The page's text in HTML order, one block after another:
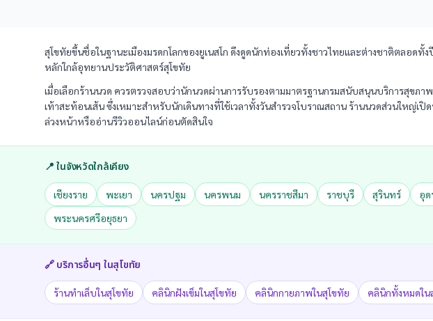
สุโขทัยขึ้นชื่อในฐานะเมืองมรดกโลกของยูเนสโก ดึงดูดนักท่องเที่ยวทั้งชาวไทยและต่างชาติตลอดทั้
หลักใกล้อุทยานประวัติศาสตร์สุโขทัย
เมื่อเลือกร้านนวด ควรตรวจสอบว่านักนวดผ่านการรับรองตามมาตรฐานกรมสนับสนุนบริการสุขภ
เท้าสะท้อนเส้น ซึ่งเหมาะสำหรับนักเดินทางที่ใช้เวลาทั้งวันสำรวจโบราณสถาน ร้านนวดส่วนใหญ่
ล่วงหน้าหรืออ่านรีวิวออนไลน์ก่อนตัดสินใจ
📍 ในจังหวัดใกล้เคียง
เชียงราย พะเยา นครปฐม นครพนม นครราชสีมา ราชบุรี สุรินทร์ อุด
พระนครศรีอยุธยา
🔗 บริการอื่นๆ ในสุโขทัย
ร้านทำเล็บในสุโขทัย คลินิกฝังเข็มในสุโขทัย คลินิกกายภาพในสุโขทัย คลินิกทั้งหมดใน